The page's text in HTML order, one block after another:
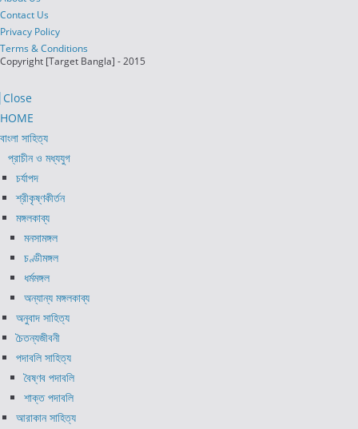
Contact Us
Privacy Policy
Terms & Conditions
Copyright [Target Bangla] - 2015
Close
HOME
বাংলা সাহিত্য
প্রাচীন ও মধ্যযুগ
চর্যাপদ
শ্রীকৃষ্ণকীর্তন
মঙ্গলকাব্য
মনসামঙ্গল
চণ্ডীমঙ্গল
ধর্মমঙ্গল
অন্যান্য মঙ্গলকাব্য
অনুবাদ সাহিত্য
চৈতন্যজীবনী
পদাবলি সাহিত্য
বৈষ্ণব পদাবলি
শাক্ত পদাবলি
আরাকান সাহিত্য